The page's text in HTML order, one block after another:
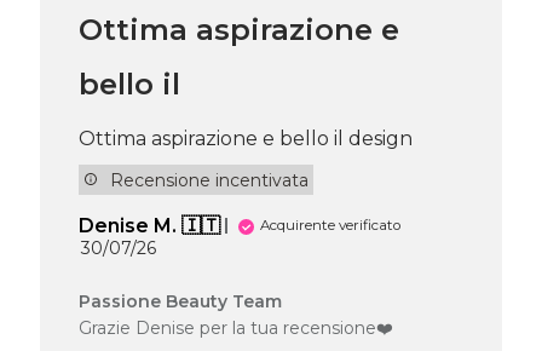
Team
2026
Ottima aspirazione e
bello il
Ottima aspirazione e bello il design
Recensione incentivata
Denise M. 🇮🇹 Acquirente verificato
Data
pubblicazione
30/07/26
Commenti
del
Passione Beauty Team
Grazie Denise per la tua recensione❤️